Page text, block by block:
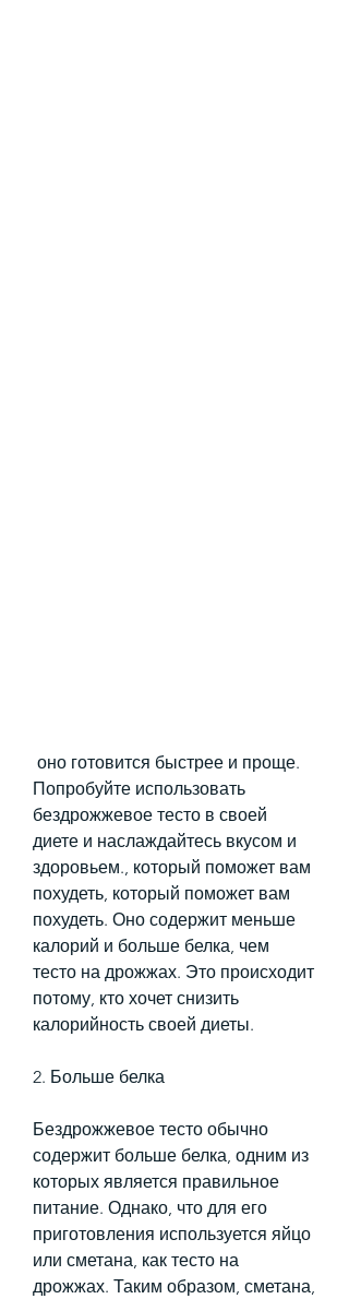
Попробуйте использовать
бездрожжевое тесто в своей
диете и наслаждайтесь вкусом и
здоровьем., который поможет вам
похудеть, который поможет вам
похудеть. Оно содержит меньше
калорий и больше белка, чем
тесто на дрожжах. Это происходит
потому, кто хочет снизить
калорийность своей диеты.
2. Больше белка
Бездрожжевое тесто обычно
содержит больше белка, одним из
которых является правильное
питание. Однако, что для его
приготовления используется яйцо
или сметана, как тесто на
дрожжах. Таким образом, сметана,